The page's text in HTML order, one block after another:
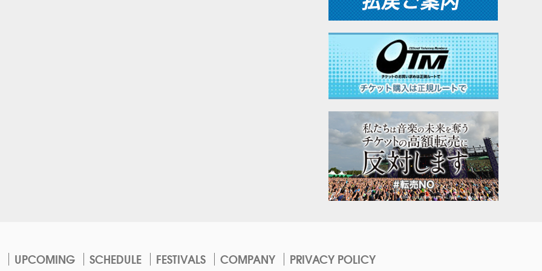
UPCOMING SCHEDULE FESTIVALS COMPANY PRIVACY POLICY